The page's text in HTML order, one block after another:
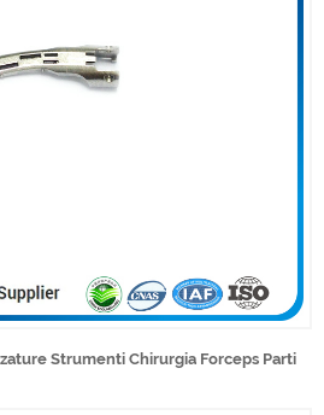
Strumenti Chirurgia Forceps Parti